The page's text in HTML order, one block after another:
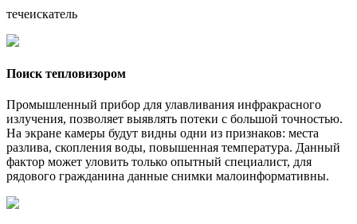
течеискатель
Поиск тепловизором
Промышленный прибор для улавливания инфракрасного
излучения, позволяет выявлять потеки с большой точностью.
На экране камеры будут видны одни из признаков: места
разлива, скопления воды, повышенная температура. Данный
фактор может уловить только опытный специалист, для
рядового гражданина данные снимки малоинформативны.